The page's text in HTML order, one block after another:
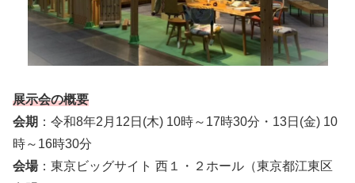
展示会の概要
会期 ：令和8年2月12日(木) 10時～17時30分・13日(金) 10
時～16時30分
会場：東京ビッグサイト 西１・２ホール（東京都江東区